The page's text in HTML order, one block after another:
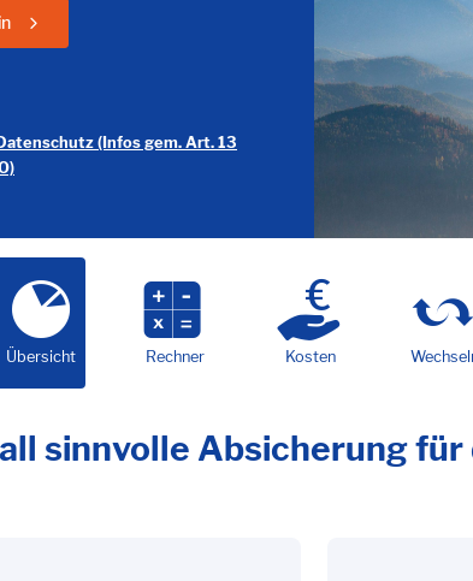
Datenschutz (Infos gem. Art. 13
Übersicht Rechner Kosten
sinnvolle Absicherung